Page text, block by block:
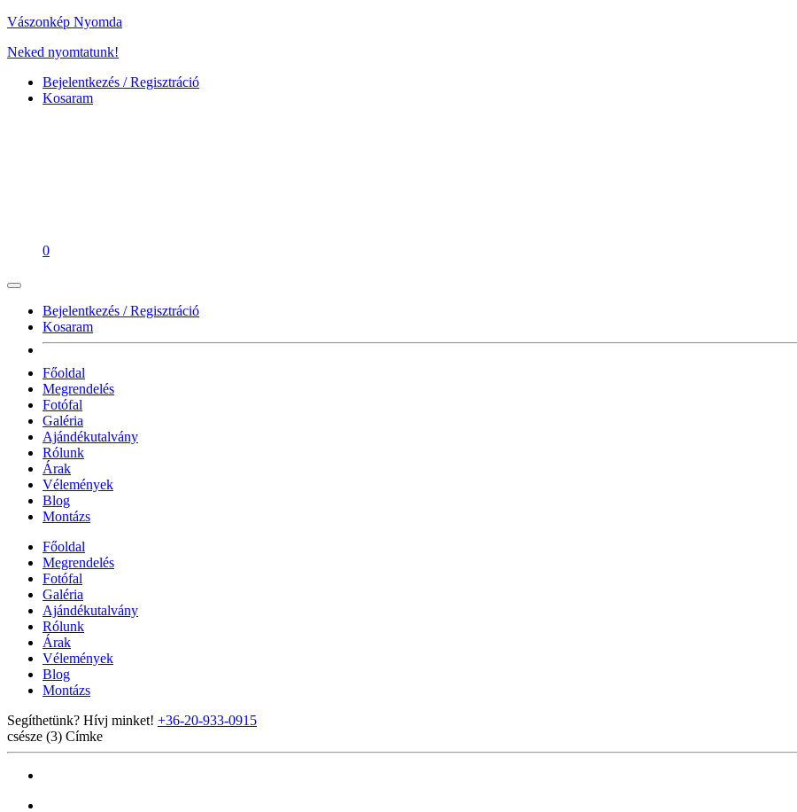
Vászonkép Nyomda
Neked nyomtatunk!
Bejelentkezés / Regisztráció
Kosaram
0
Bejelentkezés / Regisztráció
Kosaram
Főoldal
Megrendelés
Fotófal
Galéria
Ajándékutalvány
Rólunk
Árak
Vélemények
Blog
Montázs
Főoldal
Megrendelés
Fotófal
Galéria
Ajándékutalvány
Rólunk
Árak
Vélemények
Blog
Montázs
Segíthetünk? Hívj minket! +36-20-933-0915
csésze (3) Címke